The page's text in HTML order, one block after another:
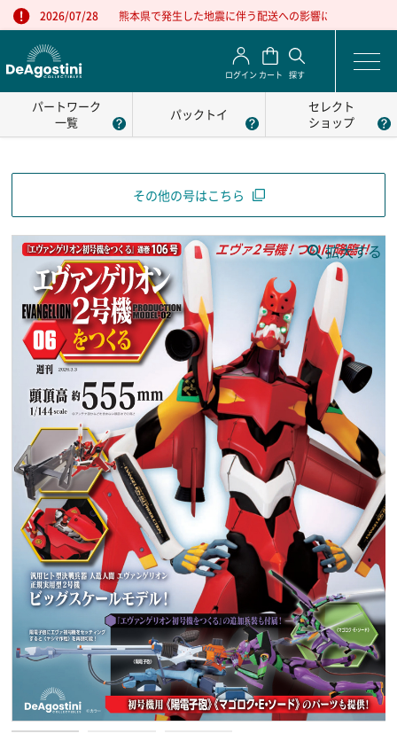
2026/07/28 熊本県で発生した地震に伴う配送への影響について
ログイン カート 探す
パートワーク
一覧
パックトイ
セレクト
ショップ
その他の号はこちら